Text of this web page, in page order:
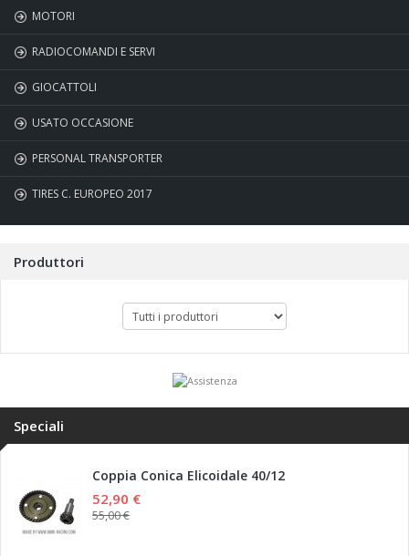
MOTORI
RADIOCOMANDI E SERVI
GIOCATTOLI
USATO OCCASIONE
PERSONAL TRANSPORTER
TIRES C. EUROPEO 2017
Produttori
Speciali
Coppia Conica Elicoidale 40/12
52,90 €
55,00 €